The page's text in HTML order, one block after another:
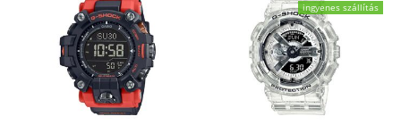
ingyenes szállítás